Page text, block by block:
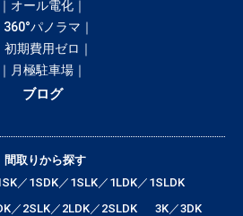
｜オール電化｜
360°パノラマ｜
初期費用ゼロ｜
｜月極駐車場｜
ブログ
間取りから探す
／1SDK／1SLK／1LDK／1SLDK
／2SLK／2LDK／2SLDK
3K／3DK